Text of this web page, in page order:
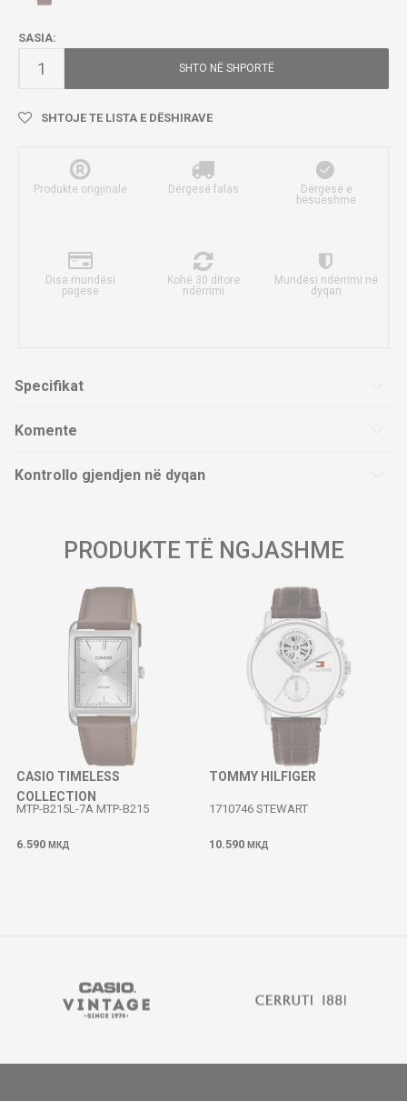
SASIA:
SHTO NË SHPORTË
SHTOJE TE LISTA E DËSHIRAVE
Produkte origjinale Dërgesë falas
Dërgesë e
besueshme
Disa mundësi
pagese
Kohë 30 ditore
ndërrimi
Mundësi ndërrimi në
dyqan
Specifikat
Komente
Kontrollo gjendjen në dyqan
PRODUKTE TË NGJASHME
CASIO TIMELESS
COLLECTION
MTP-B215L-7A MTP-B215
6.590 МКД
TOMMY HILFIGER
1710746 STEWART
10.590 МКД